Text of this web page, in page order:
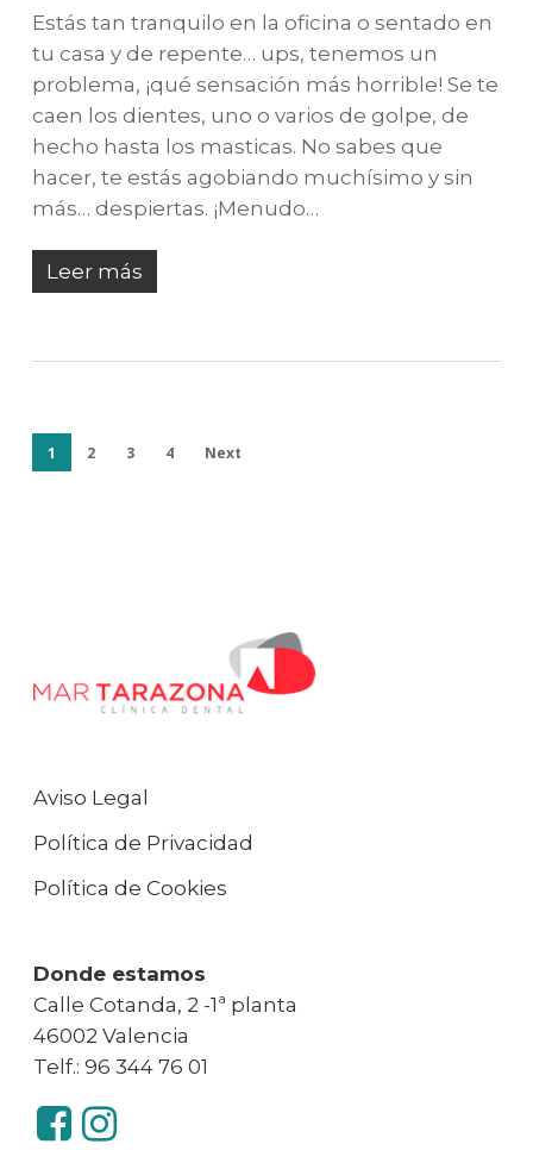
Estás tan tranquilo en la oficina o sentado en
tu casa y de repente… ups, tenemos un
problema, ¡qué sensación más horrible! Se te
caen los dientes, uno o varios de golpe, de
hecho hasta los masticas. No sabes que
hacer, te estás agobiando muchísimo y sin
más… despiertas. ¡Menudo…
Leer más
1 2 3 4 Next
Aviso Legal
Política de Privacidad
Política de Cookies
Donde estamos
Calle Cotanda, 2 -1ª planta
46002 Valencia
Telf.: 96 344 76 01